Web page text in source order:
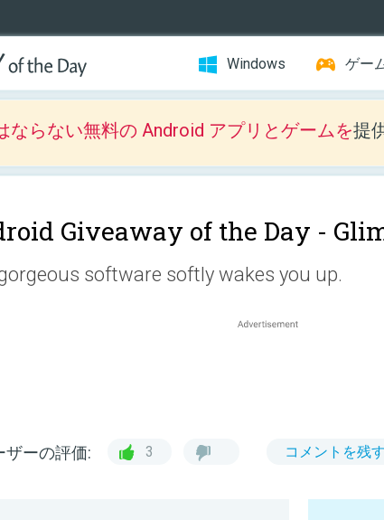
Windows ゲー
ならない無料の Android アプリとゲームを提
Giveaway of the Day -
software softly wakes you up.
ザーの評価: 3 コメントを残す